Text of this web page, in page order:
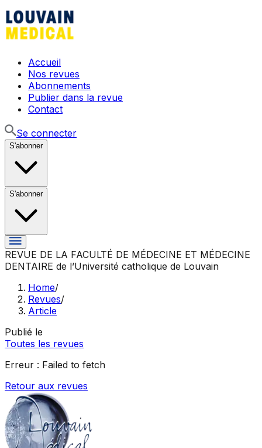
Accueil
Nos revues
Abonnements
Publier dans la revue
Contact
Se connecter
S'abonner
S'abonner
REVUE DE LA FACULTÉ DE MÉDECINE ET MÉDECINE
DENTAIRE de l’Université catholique de Louvain
Home/
Revues/
Article
Publié le
Toutes les revues
Erreur : Failed to fetch
Retour aux revues